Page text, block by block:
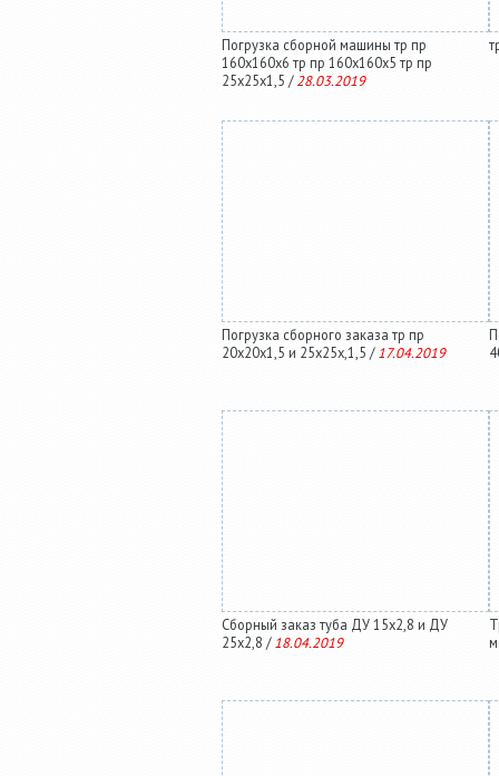
Погрузка сборной машины тр пр
160х160х6 тр пр 160х160х5 тр пр
25х25х1,5 / 28.03.2019
Погрузка сборного заказа тр пр
20х20х1,5 и 25х25х,1,5 / 17.04.2019
Сборный заказ туба ДУ 15х2,8 и ДУ
25х2,8 / 18.04.2019